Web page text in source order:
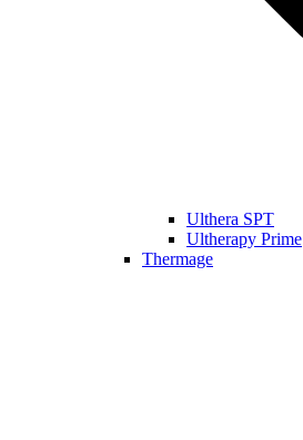
Ulthera SPT
Ultherapy Prime
Thermage